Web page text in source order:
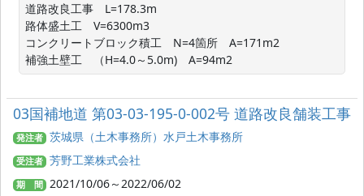
道路改良工事　L=178.3m
路体盛土工　V=6300m3
コンクリートブロック積工　N=4箇所　A=171m2
補強土壁工　（H=4.0～5.0m)　A=94m2
03国補地道 第03-03-195-0-002号 道路改良舗装工事
発注者 茨城県（土木事務所）水戸土木事務所
受注者 芳野工業株式会社
期 間 2021/10/06～2022/06/02